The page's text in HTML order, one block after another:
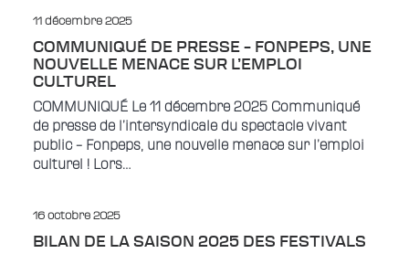
11 décembre 2025
COMMUNIQUÉ DE PRESSE – FONPEPS, UNE
NOUVELLE MENACE SUR L’EMPLOI
CULTUREL
COMMUNIQUÉ Le 11 décembre 2025 Communiqué
de presse de l’intersyndicale du spectacle vivant
public – Fonpeps, une nouvelle menace sur l’emploi
culturel ! Lors…
16 octobre 2025
BILAN DE LA SAISON 2025 DES FESTIVALS